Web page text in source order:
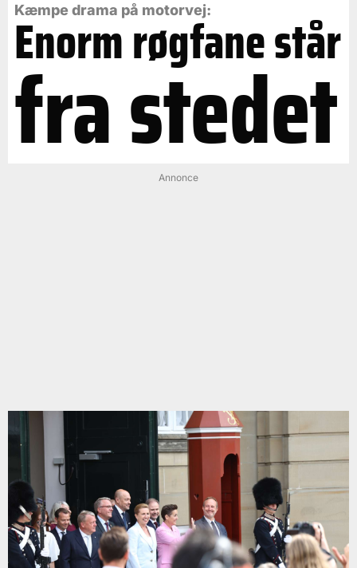
Kæmpe drama på motorvej:
Enorm røgfane står
fra stedet
Annonce